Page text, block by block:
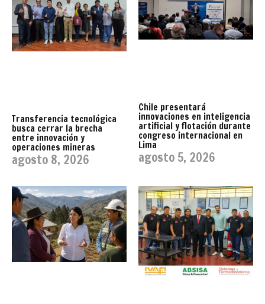
Transferencia tecnológica
busca cerrar la brecha
entre innovación y
operaciones mineras
agosto 8, 2026
Chile presentará
innovaciones en inteligencia
artificial y flotación durante
congreso internacional en
Lima
agosto 5, 2026